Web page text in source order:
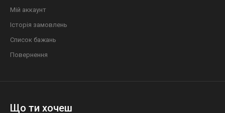
Мій аккаунт
Історія замовлень
Список бажань
Повернення
Що ти хочеш